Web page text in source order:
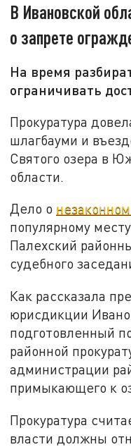
В Ивановской
о запрете
На время
ограничивать
Прокуратура
шлагбауми и
Святого озера в
области.
Дело о
популярному
Палехский
судебного
Как рассказала
юрисдикции
подготовленный
районной
администрации
примыкающего к
Прокуратура
власти должны